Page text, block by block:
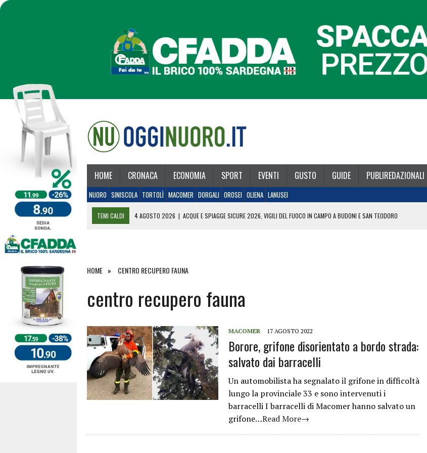
HOME CRONACA ECONOMIA SPORT EVENTI GUSTO GUIDE PUBLIREDAZIONALI
NUORO SINISCOLA TORTOLÌ MACOMER DORGALI OROSEI OLIENA LANUSEI
TEMI CALDI 4 AGOSTO 2026 | ACQUE E SPIAGGE SICURE 2026, VIGILI DEL FUOCO IN CAMPO A BUDONI E SAN TEODORO
26 LUGLIO 2026 | PAURA SULLA 389: VIOLENTO SCONTRO TRA 2 AUTO AL BIVIO PER FONNI, 5 FERITI
HOME CENTRO RECUPERO FAUNA
centro recupero fauna
MACOMER 17 AGOSTO 2022
Borore, grifone disorientato a bordo strada:
salvato dai barracelli
Un automobilista ha segnalato il grifone in difficoltà
lungo la provinciale 33 e sono intervenuti i
barracelli I barracelli di Macomer hanno salvato un
grifone…Read More→